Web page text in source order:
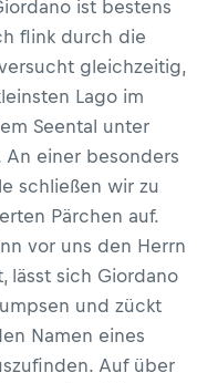
ist bestens
flink durch die
gleichzeitig,
Lago im
Seental unter
An einer besonders
schließen wir zu
Pärchen auf.
vor uns den Herrn
lässt sich Giordano
und zückt
Namen eines
Auf über